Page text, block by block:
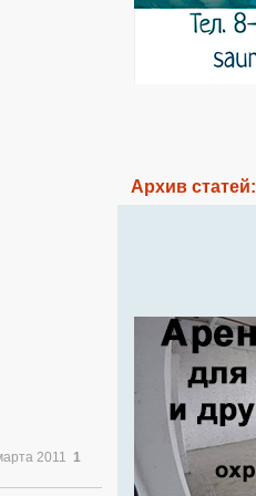
2011 1
Архив статей: